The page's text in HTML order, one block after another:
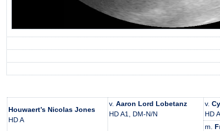
Houwaert’s Nicolas Jones
HD A
v. Aaron Lord Lobetanz
HD A1, DM-N/N
v.
HD
m.